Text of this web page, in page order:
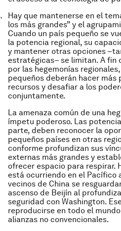
Hay que mantenerse en el
los más grandes” y el
Cuando un país pequeño se
la potencia regional, su
y mantener otras opciones
estratégicas– se limitan. A fin
por las hegemonías
pequeños deberán hacer más
recursos y desafiar a los
conjuntamente.
La amenaza común de una
ímpetu poderoso. Las
parte, deben reconocer la
pequeños países en otras
conforme profundizan sus
externas más grandes y
ofrecer espacio para respirar.
está ocurriendo en el Pacífico
vecinos de China se
ascenso de Beijín al
seguridad con Washington.
reproducirse en todo el
alianzas no convencionales.